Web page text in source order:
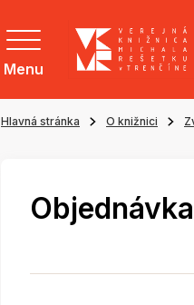
Menu
Hlavná stránka O knižnici